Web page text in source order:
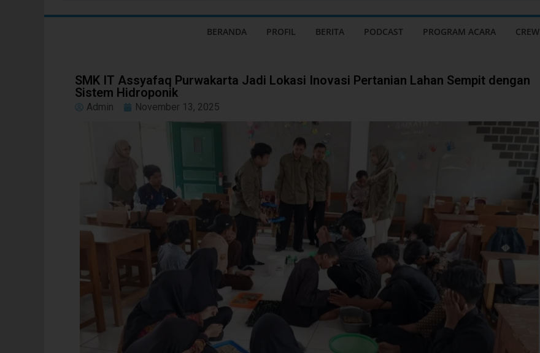
BERANDA PROFIL BERITA PODCAST PROGRAM ACARA CREW
SMK IT Assyafaq Purwakarta Jadi Lokasi Inovasi Pertanian Lahan Sempit dengan
Sistem Hidroponik
Admin November 13, 2025